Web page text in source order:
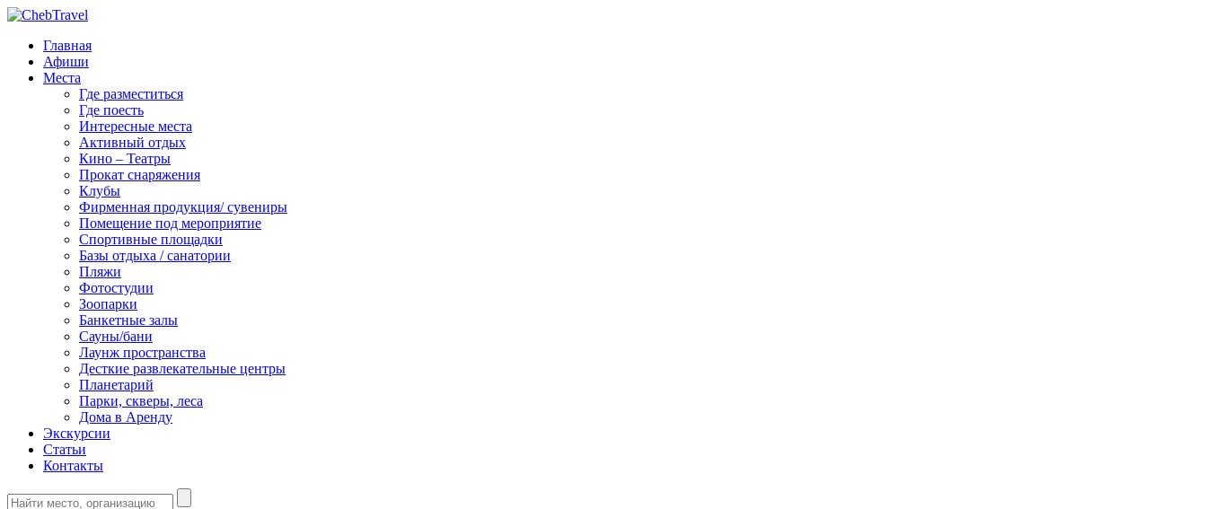
Главная
Афиши
Места
Где разместиться
Где поесть
Интересные места
Активный отдых
Кино – Театры
Прокат снаряжения
Клубы
Фирменная продукция/ сувениры
Помещение под мероприятие
Спортивные площадки
Базы отдыха / санатории
Пляжи
Фотостудии
Зоопарки
Банкетные залы
Сауны/бани
Лаунж пространства
Десткие развлекательные центры
Планетарий
Парки, скверы, леса
Дома в Аренду
Экскурсии
Статьи
Контакты